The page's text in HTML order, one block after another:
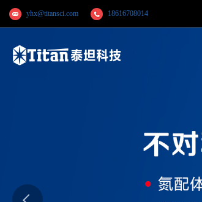
yhx@titansci.com 18616708014